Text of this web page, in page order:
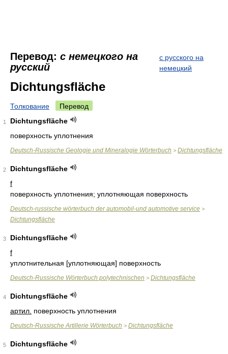
Перевод: с немецкого на
русский
с русского на
немецкий
Dichtungsfläche
Толкование Перевод
1
Dichtungsfläche
поверхность уплотнения
Deutsch-Russische Geologie und Mineralogie Wörterbuch > Dichtungsfläche
2
Dichtungsfläche
f
поверхность уплотнения; уплотняющая поверхность
Deutsch-russische wörterbuch der automobil-und automotive service >
Dichtungsfläche
3
Dichtungsfläche
f
уплотнительная [уплотняющая] поверхность
Deutsch-Russische Wörterbuch polytechnischen > Dichtungsfläche
4
Dichtungsfläche
артил. поверхность уплотнения
Deutsch-Russische Artillerie Wörterbuch > Dichtungsfläche
5
Dichtungsfläche